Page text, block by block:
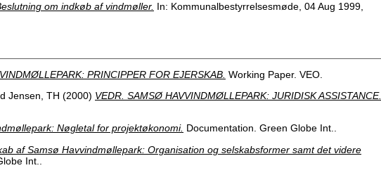
om indkøb af vindmøller. In: Kommunalbestyrrelsesmøde, 04 Aug 1999,
PRINCIPPER FOR EJERSKAB. Working Paper. VEO.
Jensen, TH (2000) VEDR. SAMSØ HAVVINDMØLLEPARK: JURIDISK ASSISTANCE.
Nøgletal for projektøkonomi. Documentation. Green Globe Int..
af Samsø Havvindmøllepark: Organisation og selskabsformer samt det videre
Int..